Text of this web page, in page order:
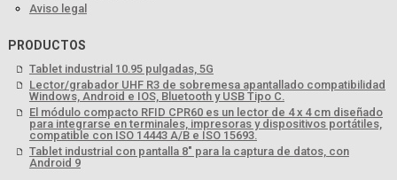
Aviso legal
PRODUCTOS
Tablet industrial 10.95 pulgadas, 5G
Lector/grabador UHF R3 de sobremesa apantallado compatibilidad
Windows, Android e IOS, Bluetooth y USB Tipo C.
El módulo compacto RFID CPR60 es un lector de 4 x 4 cm diseñado
para integrarse en terminales, impresoras y dispositivos portátiles,
compatible con ISO 14443 A/B e ISO 15693.
Tablet industrial con pantalla 8" para la captura de datos, con
Android 9